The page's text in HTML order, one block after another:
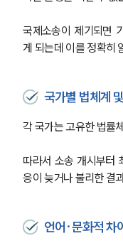
국제소송이 제기되면
게 되는데 이를 정확히
국가별 법체계
각 국가는 고유한 법률
따라서 소송 개시부터
응이 늦거나 불리한 결
언어·문화적 차